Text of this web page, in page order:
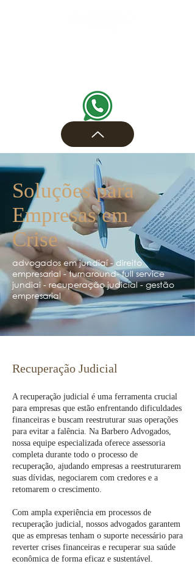
Soluções para
Empresas em
Crise
advogados em jundiaí - direito
empresarial - turnaround- full service
jundiai - recuperação judicial - gestão
empresarial
Recuperação Judicial
A recuperação judicial é uma ferramenta crucial
para empresas que estão enfrentando dificuldades
financeiras e buscam reestruturar suas operações
para evitar a falência. Na Barbero Advogados,
nossa equipe especializada oferece assessoria
completa durante todo o processo de
recuperação, ajudando empresas a reestruturarem
suas dívidas, negociarem com credores e a
retomarem o crescimento.
Com ampla experiência em processos de
recuperação judicial, nossos advogados garantem
que as empresas tenham o suporte necessário para
reverter crises financeiras e recuperar sua saúde
econômica de forma eficaz e sustentável.